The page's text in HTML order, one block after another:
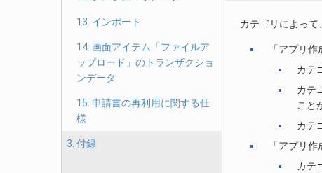
13. インポート
14. 画面アイテム「ファイルア
ップロード」のトランザクショ
ンデータ
15. 申請書の再利用に関する仕
様
3. 付録
カテゴリによって
「アプリ
カテ
カテ
こと
カテ
「アプリ
カテ